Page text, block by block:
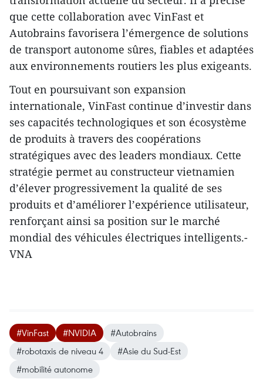
que cette collaboration avec VinFast et
Autobrains favorisera l’émergence de solutions
de transport autonome sûres, fiables et adaptées
aux environnements routiers les plus exigeants.
Tout en poursuivant son expansion
internationale, VinFast continue d’investir dans
ses capacités technologiques et son écosystème
de produits à travers des coopérations
stratégiques avec des leaders mondiaux. Cette
stratégie permet au constructeur vietnamien
d’élever progressivement la qualité de ses
produits et d’améliorer l’expérience utilisateur,
renforçant ainsi sa position sur le marché
mondial des véhicules électriques intelligents.-
VNA
#VinFast #NVIDIA
#Autobrains
#robotaxis de niveau 4
#Asie du Sud-Est
#mobilité autonome